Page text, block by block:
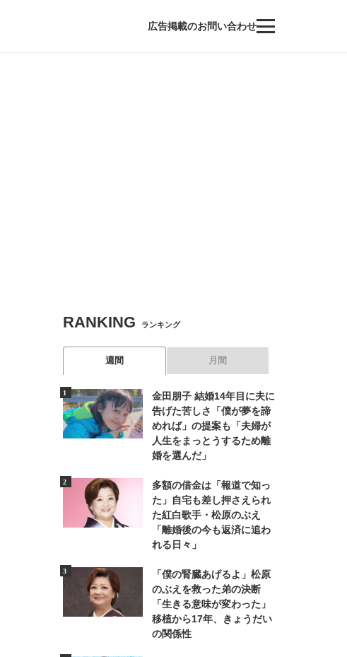
広告掲載のお問い合わせ
RANKING ランキング
週間 月間
金田朋子 結婚14年目に夫に
告げた苦しさ「僕が夢を諦
めれば」の提案も「夫婦が
人生をまっとうするため離
婚を選んだ」
多額の借金は「報道で知っ
た」自宅も差し押さえられ
た紅白歌手・松原のぶえ
「離婚後の今も返済に追わ
れる日々」
「僕の腎臓あげるよ」松原
のぶえを救った弟の決断
「生きる意味が変わった」
移植から17年、きょうだい
の関係性